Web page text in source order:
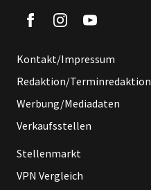
Kontakt/Impressum
Redaktion/Terminredaktion
Werbung/Mediadaten
Verkaufsstellen
Stellenmarkt
VPN Vergleich